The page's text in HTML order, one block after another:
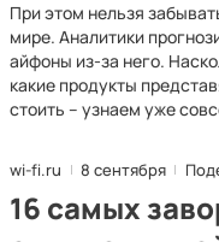
При этом нельзя
мире. Аналитики
айфоны из-за него.
какие продукты
стоить – узнаем уже
wi-fi.ru 8 сентября
16 самых